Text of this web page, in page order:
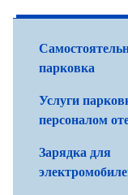
парковка
Услуги
персоналом
Зарядка для